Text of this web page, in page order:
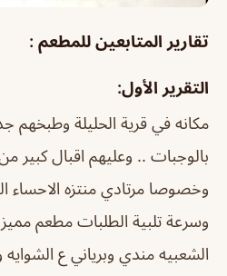
تقارير المتابعين للمطعم :
التقرير الأول:
مكانه في قرية الحليلة وطبخهم
بالوجبات .. وعليهم اقبال كبير
وخصوصا مرتادي منتزه الاحساء
وسرعة تلبية الطلبات مطعم
الشعبيه مندي وبرياني ع